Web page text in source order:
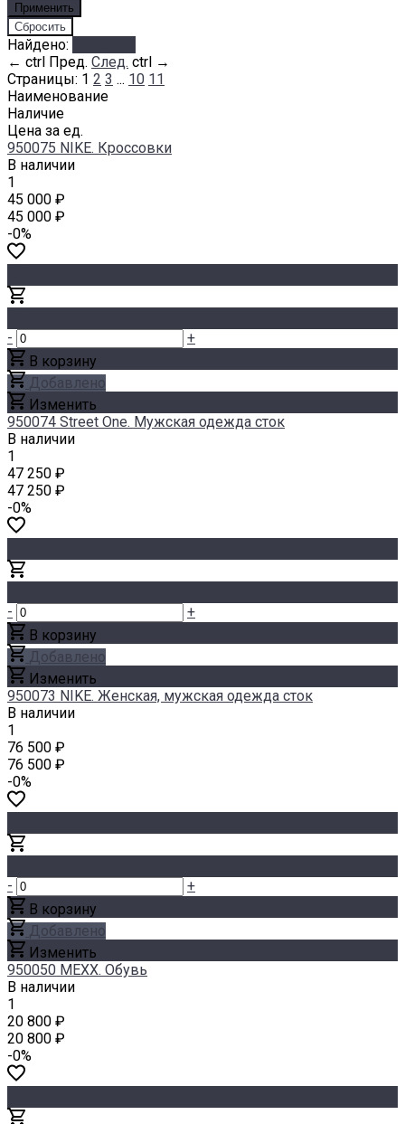
Найдено:
← ctrl Пред. След. ctrl →
Страницы: 1 2 3 ... 10 11
Наименование
Наличие
Цена за ед.
950075 NIKE. Кроссовки
В наличии
1
45 000 ₽
45 000 ₽
-0%
-
+
В корзину
Добавлено
Изменить
950074 Street One. Мужская одежда сток
В наличии
1
47 250 ₽
47 250 ₽
-0%
-
+
В корзину
Добавлено
Изменить
950073 NIKE. Женская, мужская одежда сток
В наличии
1
76 500 ₽
76 500 ₽
-0%
-
+
В корзину
Добавлено
Изменить
950050 MEXX. Обувь
В наличии
1
20 800 ₽
20 800 ₽
-0%